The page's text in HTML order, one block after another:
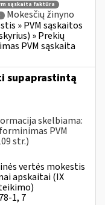
sąskaita faktūra
Mokesčių žinyno
» PVM sąskaitos
» Prekių
PVM sąskaita
supaprastintą
skelbiama:
PVM
str.)
vertės mokestis
apskaitai (IX
1, 7